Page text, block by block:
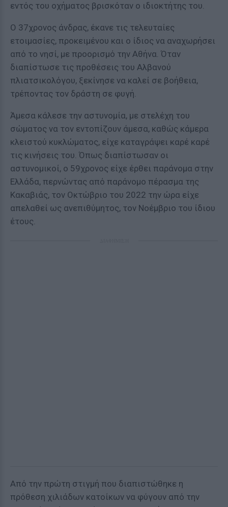
εντός του οχήματος βρισκόταν ο ιδιοκτήτης του.
Ο 37χρονος άνδρας, έκανε τις τελευταίες
ετοιμασίες, προκειμένου και ο ίδιος να αναχωρήσει
από το νησί, με προορισμό την Αθήνα. Όταν
διαπίστωσε τις προθέσεις του Αλβανού
πλιατσικολόγου, ξεκίνησε να καλεί σε βοήθεια,
τρέποντας τον δράστη σε φυγή.
Άμεσα κάλεσε την αστυνομία, με στελέχη του
σώματος να τον εντοπίζουν άμεσα, καθώς κάμερα
κλειστού κυκλώματος, είχε καταγράψει καρέ καρέ
τις κινήσεις του. Όπως διαπίστωσαν οι
αστυνομικοί, ο 59χρονος είχε έρθει παράνομα στην
Ελλάδα, περνώντας από παράνομο πέρασμα της
Κακαβιάς, τον Οκτώβριο του 2022 την ώρα είχε
απελαθεί ως ανεπιθύμητος, τον Νοέμβριο του ίδιου
έτους.
Από την πρώτη στιγμή που διαπιστώθηκε η
πρόθεση χιλιάδων κατοίκων να φύγουν από την